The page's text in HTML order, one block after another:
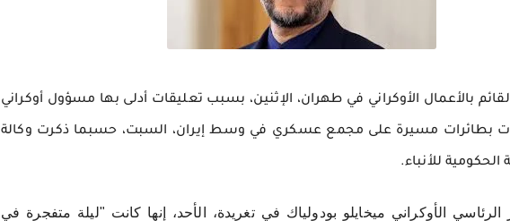
بالأعمال الأوكراني في طهران، الإثنين، بسبب تعليقات أدلى بها مسؤول أوكراني
بطائرات مسيرة على مجمع عسكري في وسط إيران، السبت، حسبما ذكرت وكالة
الحكومية للأنباء.
الأوكراني ميخايلو بودولياك في تغريدة، الأحد، إنها كانت "ليلة متفجرة في